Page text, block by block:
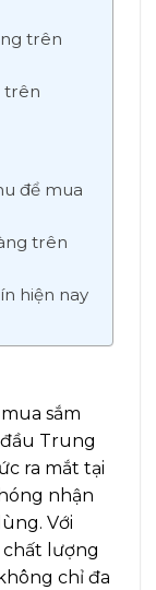
trên
trên
để mua
trên
hiện nay
sắm
Trung
ra mắt tại
nhận
Với
chất lượng
chỉ đa